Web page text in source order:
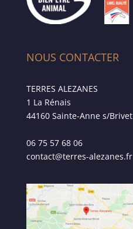
NOUS CONTACTER
TERRES ALEZANES
1 La Rénais
44160 Sainte-Anne s/Brivet
06 75 57 68 06
contact@terres-alezanes.fr